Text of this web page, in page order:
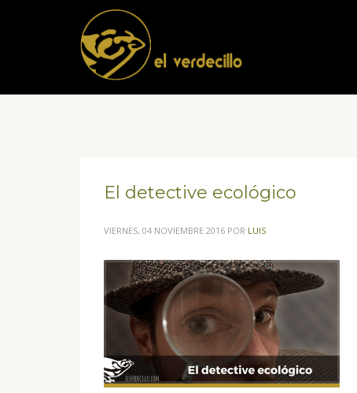
El detective ecológico
VIERNES, 04 NOVIEMBRE 2016 POR LUIS